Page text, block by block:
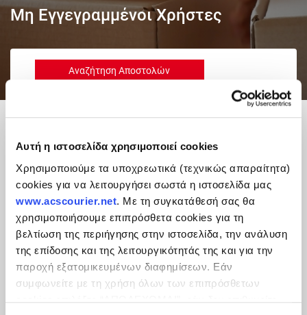
Αυτή η ιστοσελίδα χρησιμοποιεί cookies
Χρησιμοποιούμε τα υποχρεωτικά (τεχνικώς απαραίτητα)
cookies για να λειτουργήσει σωστά η ιστοσελίδα μας
www.acscourier.net. Με τη συγκατάθεσή σας θα
χρησιμοποιήσουμε επιπρόσθετα cookies για τη
βελτίωση της περιήγησης στην ιστοσελίδα, την ανάλυση
της επίδοσης και της λειτουργικότητάς της και για την
παροχή εξατομικευμένων διαφημίσεων. Εάν
συμφωνείτε με τη χρήση όλων των επιπρόσθετων
Μη Εγγεγραμμένοι Χρήστες
Αναζήτηση Αποστολών
Αναζητήστε τις αποστολές σας με τον αριθμό
αποστολής ή τον αριθμό σημειώματος «Απών»
γνωρίζετε πάντα πού βρίσκεται η κάθε
Αναζήτηση Σημείων ACS
Δείτε την αναβαθμισμένη εφαρμογή για τον
εντοπισμό του κοντινότερου σε εσάς σημείου
εξυπηρέτησης ACS, με οδηγίες αλλά και
χρήσιμες πληροφορίες για το σημείο που σας
ενδιαφέρει!